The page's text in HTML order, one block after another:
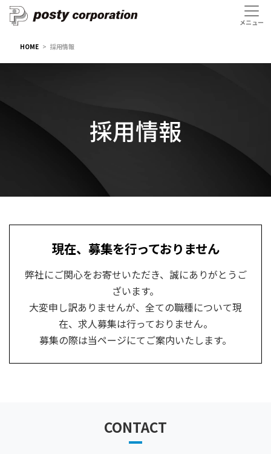
HOME 採用情報
採用情報
現在、募集を行っておりません
弊社にご関心をお寄せいただき、誠にありがとうご
ざいます。
大変申し訳ありませんが、全ての職種について現
在、求人募集は行っておりません。
募集の際は当ページにてご案内いたします。
CONTACT